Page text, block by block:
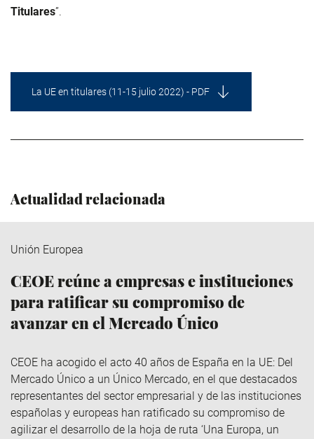
Titulares”.
La UE en titulares (11-15 julio 2022) - PDF
Actualidad relacionada
Unión Europea
CEOE reúne a empresas e instituciones
para ratificar su compromiso de
avanzar en el Mercado Único
CEOE ha acogido el acto 40 años de España en la UE: Del
Mercado Único a un Único Mercado, en el que destacados
representantes del sector empresarial y de las instituciones
españolas y europeas han ratificado su compromiso de
agilizar el desarrollo de la hoja de ruta ‘Una Europa, un